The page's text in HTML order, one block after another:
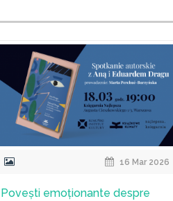
16 Mar 2026
Povești emoționante despre